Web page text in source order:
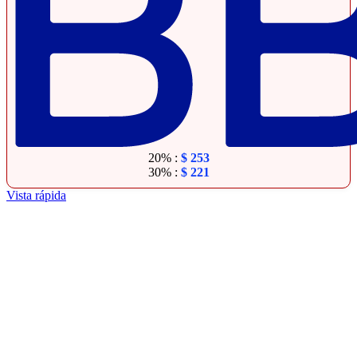
20% : $253
30% : $221
Vista rápida